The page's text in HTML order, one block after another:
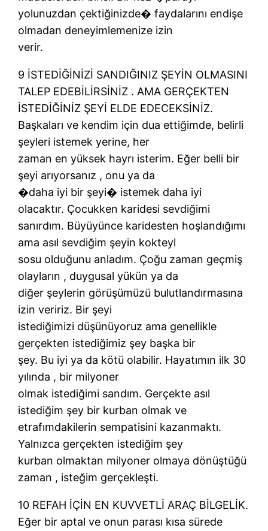
yolunuzdan çektiğinizde� faydalarını endişe
olmadan deneyimlemenize izin
verir.
9 İSTEDİĞİNİZİ SANDIĞINIZ ŞEYİN OLMASINI
TALEP EDEBİLİRSİNİZ . AMA GERÇEKTEN
İSTEDİĞİNİZ ŞEYİ ELDE EDECEKSİNİZ.
Başkaları ve kendim için dua ettiğimde, belirli
şeyleri istemek yerine, her
zaman en yüksek hayrı isterim. Eğer belli bir
şeyi arıyorsanız , onu ya da
�daha iyi bir şeyi� istemek daha iyi
olacaktır. Çocukken karidesi sevdiğimi
sanırdım. Büyüyünce karidesten hoşlandığımı
ama asıl sevdiğim şeyin kokteyl
sosu olduğunu anladım. Çoğu zaman geçmiş
olayların , duygusal yükün ya da
diğer şeylerin görüşümüzü bulutlandırmasına
izin veririz. Bir şeyi
istediğimizi düşünüyoruz ama genellikle
gerçekten istediğimiz şey başka bir
şey. Bu iyi ya da kötü olabilir. Hayatımın ilk 30
yılında , bir milyoner
olmak istediğimi sandım. Gerçekte asıl
istediğim şey bir kurban olmak ve
etrafımdakilerin sempatisini kazanmaktı.
Yalnızca gerçekten istediğim şey
kurban olmaktan milyoner olmaya dönüştüğü
zaman , isteğim gerçekleşti.
10 REFAH İÇİN EN KUVVETLİ ARAÇ BİLGELİK.
Eğer bir aptal ve onun parası kısa sürede